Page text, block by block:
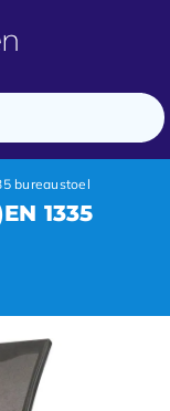
bureaustoel
1335